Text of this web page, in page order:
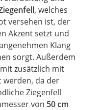
, welches
versehen ist, der
Akzent setzt und
Klang
sorgt. Außerdem
zusätzlich mit
werden, da der
Ziegenfell
von 50 cm